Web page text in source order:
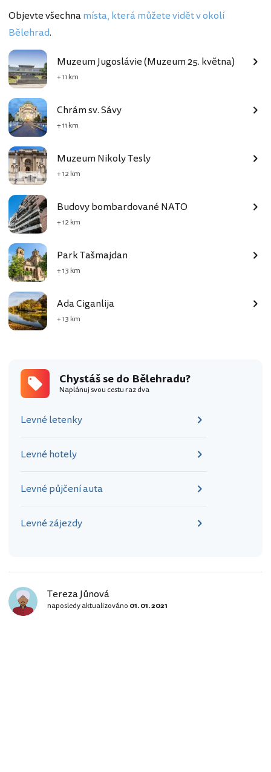
Objevte všechnamísta, která můžete vidět v okolí
Bělehrad.
Muzeum Jugoslávie (Muzeum 25. května)
+ 11 km
Chrám sv. Sávy
+ 11 km
Muzeum Nikoly Tesly
+ 12 km
Budovy bombardované NATO
+ 12 km
Park Tašmajdan
+ 13 km
Ada Ciganlija
+ 13 km
Chystáš se do Bělehradu?
Naplánuj svou cestu raz dva
Levné letenky
Levné hotely
Levné půjčení auta
Levné zájezdy
Tereza Jůnová
naposledy aktualizováno 01. 01. 2021